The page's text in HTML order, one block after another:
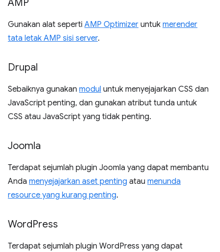
AMP
Gunakan alat seperti AMP Optimizer untuk merender
tata letak AMP sisi server.
Drupal
Sebaiknya gunakan modul untuk menyejajarkan CSS dan
JavaScript penting, dan gunakan atribut tunda untuk
CSS atau JavaScript yang tidak penting.
Joomla
Terdapat sejumlah plugin Joomla yang dapat membantu
Anda menyejajarkan aset penting atau menunda
resource yang kurang penting.
WordPress
Terdapat sejumlah plugin WordPress yang dapat